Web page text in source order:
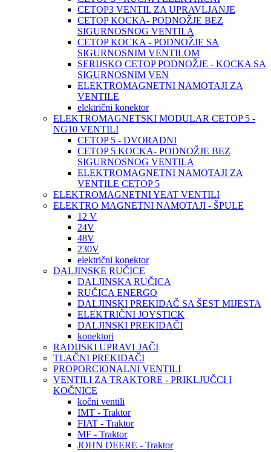
CETOP3 VENTIL ZA UPRAVLJANJE
CETOP KOCKA- PODNOŽJE BEZ
SIGURNOSNOG VENTILA
CETOP KOCKA - PODNOŽJE SA
SIGURNOSNIM VENTILOM
SERIJSKO CETOP PODNOŽJE - KOCKA SA
SIGURNOSNIM VEN
ELEKTROMAGNETNI NAMOTAJI ZA
VENTILE
električni konektor
ELEKTROMAGNETSKI MODULAR CETOP 5 -
NG10 VENTILI
CETOP 5 - DVORADNI
CETOP 5 KOCKA- PODNOŽJE BEZ
SIGURNOSNOG VENTILA
ELEKTROMAGNETNI NAMOTAJI ZA
VENTILE CETOP 5
ELEKTROMAGNETNI YEAT VENTILI
ELEKTRO MAGNETNI NAMOTAJI - ŠPULE
12 V
24V
48V
230V
električni konektor
DALJINSKE RUČICE
DALJINSKA RUČICA
RUČICA ENERGO
DALJINSKI PREKIDAČ SA ŠEST MIJESTA
ELEKTRIČNI JOYSTICK
DALJINSKI PREKIDAČI
konektori
RADIJSKI UPRAVLJAČI
TLAČNI PREKIDAČI
PROPORCIONALNI VENTILI
VENTILI ZA TRAKTORE - PRIKLJUČCI I
KOČNICE
kočni ventili
IMT - Traktor
FIAT - Traktor
MF - Traktor
JOHN DEERE - Traktor